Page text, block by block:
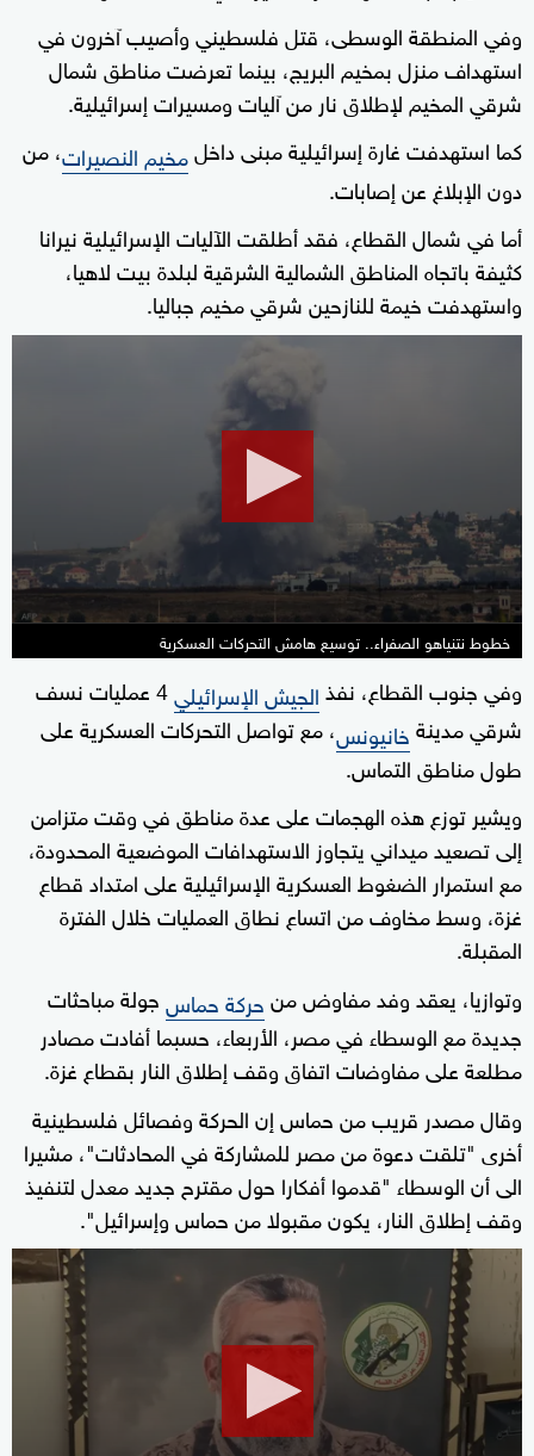
وفي المنطقة الوسطى، قتل فلسطيني وأصيب آخرون في
استهداف منزل بمخيم البريج، بينما تعرضت مناطق شمال
شرقي المخيم لإطلاق نار من آليات ومسيرات إسرائيلية.
كما استهدفت غارة إسرائيلية مبنى داخلمخيم النصيرات، من
دون الإبلاغ عن إصابات.
أما في شمال القطاع، فقد أطلقت الآليات الإسرائيلية نيرانا
كثيفة باتجاه المناطق الشمالية الشرقية لبلدة بيت لاهيا،
واستهدفت خيمة للنازحين شرقي مخيم جباليا.
خطوط نتنياهو الصفراء.. توسيع هامش التحركات العسكرية
وفي جنوب القطاع، نفذالجيش الإسرائيلي
4 عمليات نسف
شرقي مدينةخانيونس، مع تواصل التحركات العسكرية على
طول مناطق التماس.
ويشير توزع هذه الهجمات على عدة مناطق في وقت متزامن
إلى تصعيد ميداني يتجاوز الاستهدافات الموضعية المحدودة،
مع استمرار الضغوط العسكرية الإسرائيلية على امتداد قطاع
غزة، وسط مخاوف من اتساع نطاق العمليات خلال الفترة
المقبلة.
وتوازيا، يعقد وفد مفاوض منحركة حماسجولة مباحثات
جديدة مع الوسطاء في مصر، الأربعاء، حسبما أفادت مصادر
مطلعة على مفاوضات اتفاق وقف إطلاق النار بقطاع غزة.
وقال مصدر قريب من حماس إن الحركة وفصائل فلسطينية
أخرى "تلقت دعوة من مصر للمشاركة في المحادثات"، مشيرا
الى أن الوسطاء "قدموا أفكارا حول مقترح جديد معدل لتنفيذ
وقف إطلاق النار، يكون مقبولا من حماس وإسرائيل".
0
seconds
minute,